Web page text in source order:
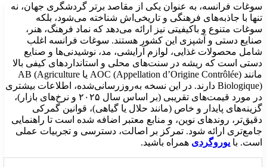
فرانسه، به عنوان یکی از مقاصد برتر گردشگری جهان، نه
با جاذبه‌های فرهنگی و تاریخی‌اش شناخته می‌شود، بلکه
متنوع و باکیفیتی نیز ارائه می‌دهد که نماد فرهنگ، هنر،
دستی و آشپزی این کشور هستند. سوغات فرانسه اغلب
محصولات غذایی، لوازم آرایشی، مد، نوشیدنی‌ها و صنایع
است که ریشه در سنت‌های محلی و استانداردهای کیفی بالا
مانند AOC (Appellation d’Origine Contrôlée) یا AB (Agriculture
Biologique) دارند. در این نسخه به‌روزرسانی‌شده، اطلاعات بیشتری
در مورد قیمت‌های تقریبی (بر اساس سال ۲۰۲۵ و نرخ‌های بازار)،
پایدار و خاص (مانند حلال یا گیاهی)، قوانین گمرکی
روندهای نوین، و منابع معتبر اضافه شده است تا راهنمایی
ارائه شود. تمرکز بر اصالت، دسترسی و تجربیات عملی
با یوروگردیهمراه باشید.